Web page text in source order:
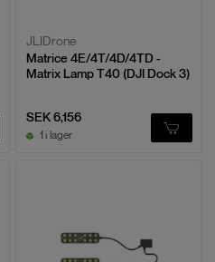
JLIDrone
Matrice 4E/4T/4D/4TD -
Matrix Lamp T40 (DJI Dock 3)
SEK 6,156
1 i lager